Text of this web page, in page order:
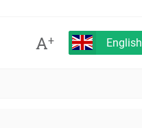
A+ English